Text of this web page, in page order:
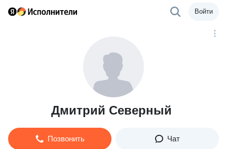
Войти
Дмитрий Северный
Позвонить Чат